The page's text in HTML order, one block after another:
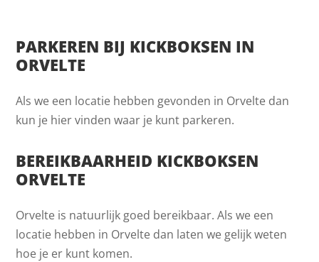
PARKEREN BIJ KICKBOKSEN IN
ORVELTE
Als we een locatie hebben gevonden in Orvelte dan
kun je hier vinden waar je kunt parkeren.
BEREIKBAARHEID KICKBOKSEN
ORVELTE
Orvelte is natuurlijk goed bereikbaar. Als we een
locatie hebben in Orvelte dan laten we gelijk weten
hoe je er kunt komen.